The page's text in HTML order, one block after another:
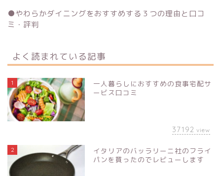
●やわらかダイニングをおすすめする３つの理由と口コ
ミ・評判
よく読まれている記事
1
一人暮らしにおすすめの食事宅配サ
ービス口コミ
37192 view
2
イタリアのバッラリーニ社のフライ
パンを買ったのでレビューします